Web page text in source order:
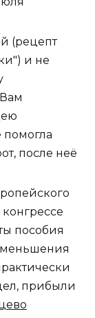
(рецепт
и не
помогла
после неё
пособия
прибыли